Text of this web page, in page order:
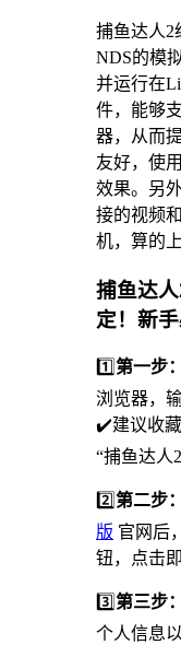
捕鱼达人2
NDS的模
并运行在
件，能够
器，从而
友好，使
效果。另
接的视频
机，算的
捕鱼达
定！新
1️⃣第一步
浏览器，
✔️建议收
“捕鱼达人
2️⃣第二步
版 官网后
钮，点击
3️⃣第三步
个人信息